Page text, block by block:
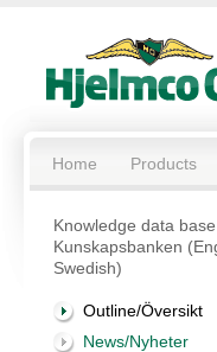
Home Products
Knowledge data
Kunskapsbanken
Swedish)
Outline/Översikt
News/Nyheter